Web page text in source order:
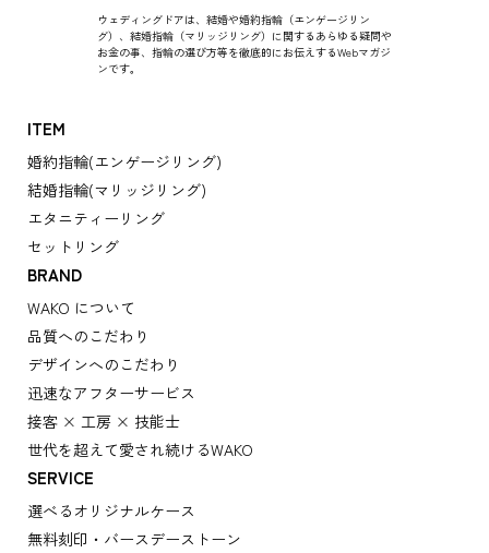
ウェディングドアは、結婚や婚約指輪（エンゲージリン
グ）、結婚指輪（マリッジリング）に関するあらゆる疑問や
お金の事、指輪の選び方等を徹底的にお伝えするWebマガジ
ンです。
ITEM
婚約指輪(エンゲージリング)
結婚指輪(マリッジリング)
エタニティーリング
セットリング
BRAND
WAKO について
品質へのこだわり
デザインへのこだわり
迅速なアフターサービス
接客 × 工房 × 技能士
世代を超えて愛され続けるWAKO
SERVICE
選べるオリジナルケース
無料刻印・バースデーストーン